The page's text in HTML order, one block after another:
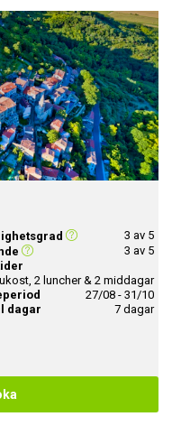
3 av 5
3 av 5
2 luncher & 2 middagar
27/08 - 31/10
dagar
7 dagar